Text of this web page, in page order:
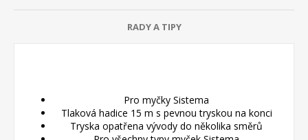
RADY A TIPY
Pro myčky Sistema
Tlaková hadice 15 m s pevnou tryskou na konci
Tryska opatřena vývody do několika směrů